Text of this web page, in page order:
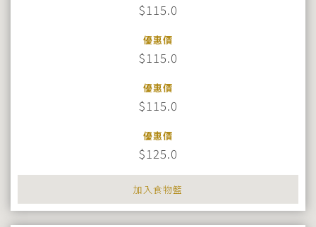
$115.0
優惠價
$115.0
優惠價
$115.0
優惠價
$125.0
加入食物籃